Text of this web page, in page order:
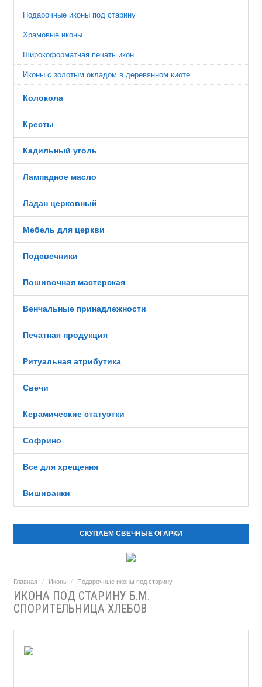
Подарочные иконы под старину
Храмовые иконы
Широкоформатная печать икон
Иконы с золотым окладом в деревянном киоте
Колокола
Кресты
Кадильный уголь
Лампадное масло
Ладан церковный
Мебель для церкви
Подсвечники
Пошивочная мастерская
Венчальные принадлежности
Печатная продукция
Ритуальная атрибутика
Свечи
Керамические статуэтки
Софрино
Все для хрещення
Вишиванки
СКУПАЕМ СВЕЧНЫЕ ОГАРКИ
Главная Иконы Подарочные иконы под старину
ИКОНА ПОД СТАРИНУ Б.М.
СПОРИТЕЛЬНИЦА ХЛЕБОВ